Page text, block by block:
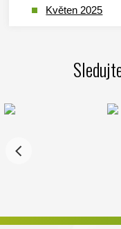
Květen 2025
Leden 2025
Listopad 2024